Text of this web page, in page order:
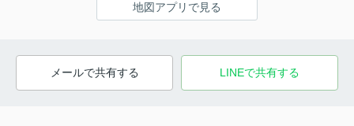
地図アプリで見る
メールで共有する LINEで共有する